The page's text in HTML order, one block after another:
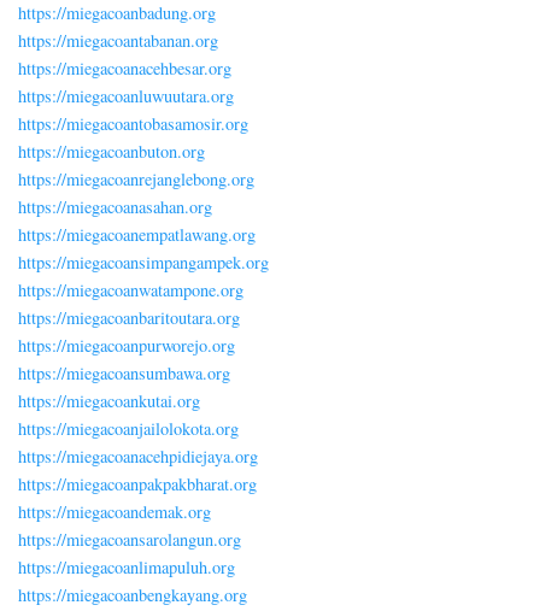
https://miegacoanbadung.org
https://miegacoantabanan.org
https://miegacoanacehbesar.org
https://miegacoanluwuutara.org
https://miegacoantobasamosir.org
https://miegacoanbuton.org
https://miegacoanrejanglebong.org
https://miegacoanasahan.org
https://miegacoanempatlawang.org
https://miegacoansimpangampek.org
https://miegacoanwatampone.org
https://miegacoanbaritoutara.org
https://miegacoanpurworejo.org
https://miegacoansumbawa.org
https://miegacoankutai.org
https://miegacoanjailolokota.org
https://miegacoanacehpidiejaya.org
https://miegacoanpakpakbharat.org
https://miegacoandemak.org
https://miegacoansarolangun.org
https://miegacoanlimapuluh.org
https://miegacoanbengkayang.org